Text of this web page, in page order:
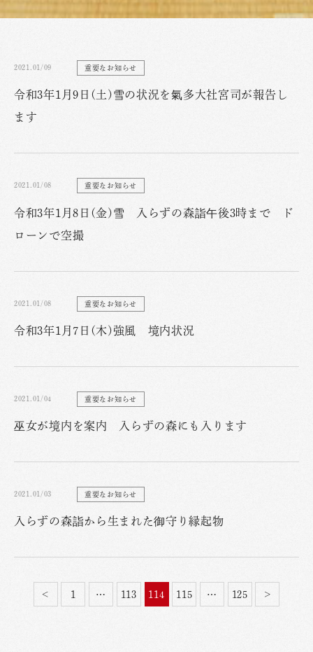
2021.01/09 重要なお知らせ
令和3年1月9日(土)雪の状況を氣多大社宮司が報告し
ます
2021.01/08 重要なお知らせ
令和3年1月8日(金)雪 入らずの森詣午後3時まで ド
ローンで空撮
2021.01/08 重要なお知らせ
令和3年1月7日(木)強風 境内状況
2021.01/04 重要なお知らせ
巫女が境内を案内 入らずの森にも入ります
2021.01/03 重要なお知らせ
入らずの森詣から生まれた御守り縁起物
< 1 … 113 114 115 … 125 >